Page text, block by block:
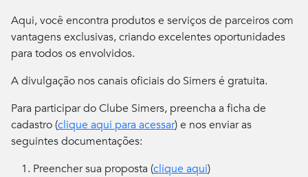
Aqui, você encontra produtos e serviços de parceiros com
vantagens exclusivas, criando excelentes oportunidades
para todos os envolvidos.
A divulgação nos canais oficiais do Simers é gratuita.
Para participar do Clube Simers, preencha a ficha de
cadastro (clique aqui para acessar) e nos enviar as
seguintes documentações:
Preencher sua proposta (clique aqui)